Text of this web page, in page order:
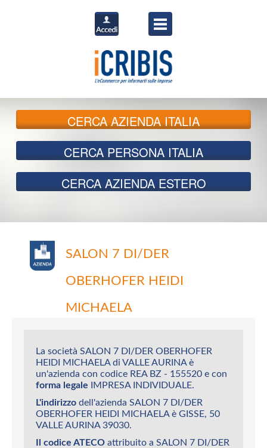
CERCAAZIENDA ITALIA
CERCA PERSONA ITALIA
CERCA AZIENDA ESTERO
SALON 7 DI/DER
OBERHOFER HEIDI
MICHAELA
La società SALON 7 DI/DER OBERHOFER
HEIDI MICHAELA di VALLE AURINA è
un'azienda con codice REA BZ - 155520 e con
forma legale IMPRESA INDIVIDUALE.
L'indirizzo dell'azienda SALON 7 DI/DER
OBERHOFER HEIDI MICHAELA è GISSE, 50
VALLE AURINA 39030.
Il codice ATECO attribuito a SALON 7 DI/DER